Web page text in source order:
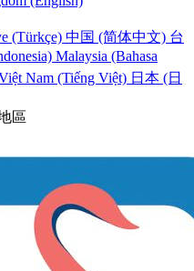
(Türkçe) 中国 (简体中文) 台
Malaysia (Bahasa
Nam (Tiếng Việt) 日本 (日
區